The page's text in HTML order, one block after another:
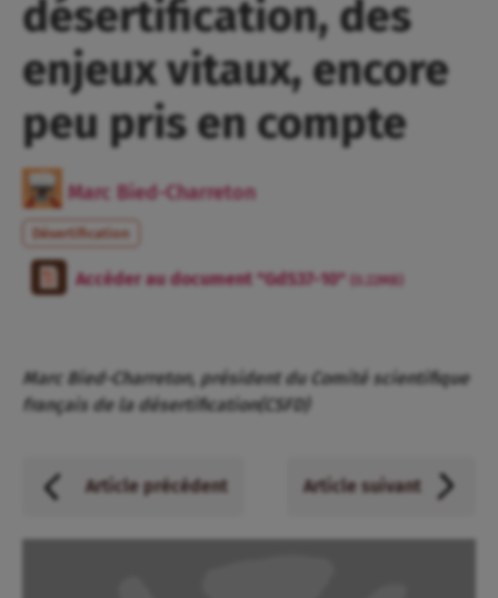
désertification, des
enjeux vitaux, encore
peu pris en compte
Marc Bied-Charreton
Désertification
Accéder au document "GdS37-10" (0.22MB)
Marc Bied-Charreton, président du Comité scientifique
français de la désertification(CSFD)
Article précédent Article suivant